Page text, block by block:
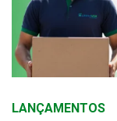
LANÇAMENTOS